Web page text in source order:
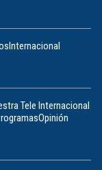
Internacional
Tele Internacional
Opinión